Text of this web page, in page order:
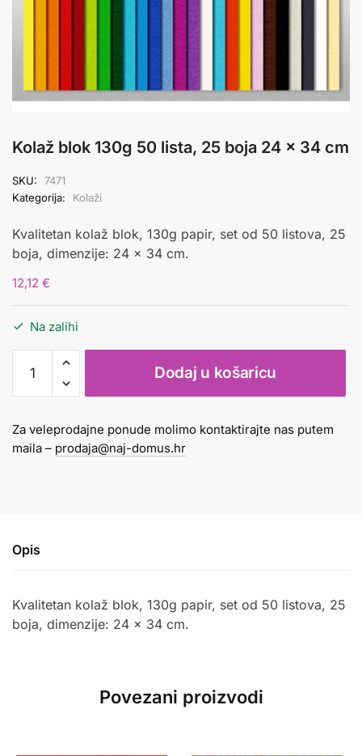
Kolaž blok 130g 50 lista, 25 boja 24 x 34 cm
SKU:
7471
Kategorija:
Kolaži
Kvalitetan kolaž blok, 130g papir, set od 50 listova, 25
boja, dimenzije: 24 x 34 cm.
12,12 €
Na zalihi
blok
130g
lista,
25
cm
Dodaj u košaricu
Za veleprodajne ponude molimo kontaktirajte nas putem
maila – prodaja@naj-domus.hr
Opis
Kvalitetan kolaž blok, 130g papir, set od 50 listova, 25
boja, dimenzije: 24 x 34 cm.
Povezani proizvodi